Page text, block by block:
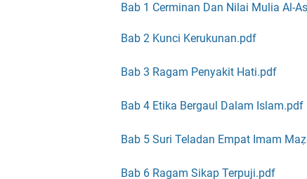
Bab 1 Cerminan Dan Nilai Mulia Al-
Bab 2 Kunci Kerukunan.pdf
Bab 3 Ragam Penyakit Hati.pdf
Bab 4 Etika Bergaul Dalam Islam.pdf
Bab 5 Suri Teladan Empat Imam
Bab 6 Ragam Sikap Terpuji.pdf